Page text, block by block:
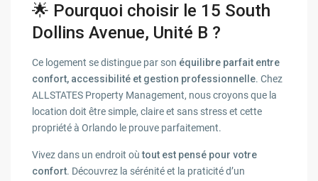
🌟 Pourquoi choisir le 15 South
Dollins Avenue, Unité B ?
Ce logement se distingue par son équilibre parfait entre
confort, accessibilité et gestion professionnelle. Chez
ALLSTATES Property Management, nous croyons que la
location doit être simple, claire et sans stress et cette
propriété à Orlando le prouve parfaitement.
Vivez dans un endroit oùtout est pensé pour votre
confort. Découvrez la sérénité et la praticité d’un